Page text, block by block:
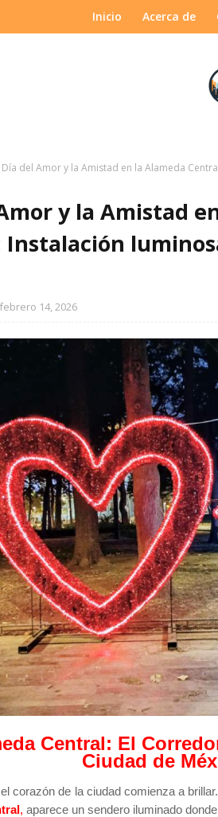
Inicio Acerca de
Día del Amor y la Amistad en la Alameda
y la Amistad
febrero 14, 2026
Central: El
Ciudad de
corazón de la ciudad comienza a
, aparece un sendero iluminado